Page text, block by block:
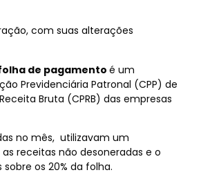
com suas alterações
de pagamento é um
Previdenciária Patronal (CPP) de
Bruta (CPRB) das empresas
no mês, utilizavam um
receitas não desoneradas e o
os 20% da folha.